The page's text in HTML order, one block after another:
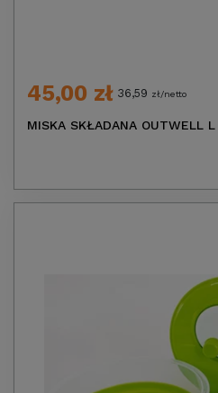
45,00 zł 36,59 zł/netto
MISKA SKŁADANA OUTWELL